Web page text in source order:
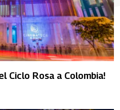
Ciclo Rosa a Colombia!